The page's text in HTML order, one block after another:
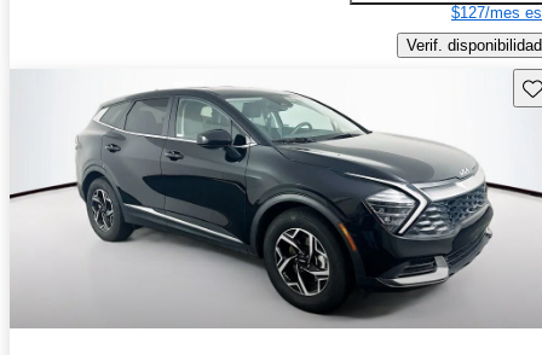
$127/mes
Verif. disponibilidad